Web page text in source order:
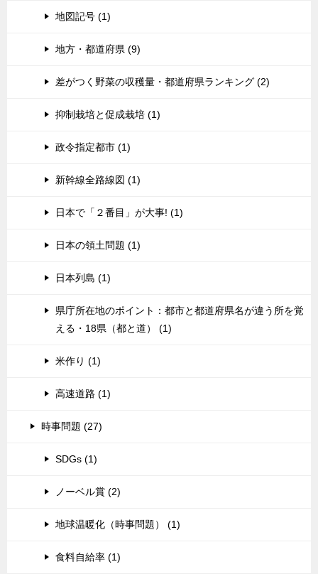
地図記号 (1)
地方・都道府県 (9)
差がつく野菜の収穫量・都道府県ランキング (2)
抑制栽培と促成栽培 (1)
政令指定都市 (1)
新幹線全路線図 (1)
日本で「２番目」が大事! (1)
日本の領土問題 (1)
日本列島 (1)
県庁所在地のポイント：都市と都道府県名が違う所を覚
える・18県（都と道） (1)
米作り (1)
高速道路 (1)
時事問題 (27)
SDGs (1)
ノーベル賞 (2)
地球温暖化（時事問題） (1)
食料自給率 (1)